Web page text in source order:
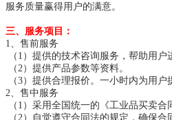
服务质量赢得用户的满意。
三、服务项目：
1、售前服务
（1）提供的技术咨询服务，帮助用户
（2）提供产品参数等资料。
（3）提供合理报价。一小时内为用户
2、售中服务
（1）采用全国统一的《工业品买卖合
（2）自觉遵守合同法的规定，确保合